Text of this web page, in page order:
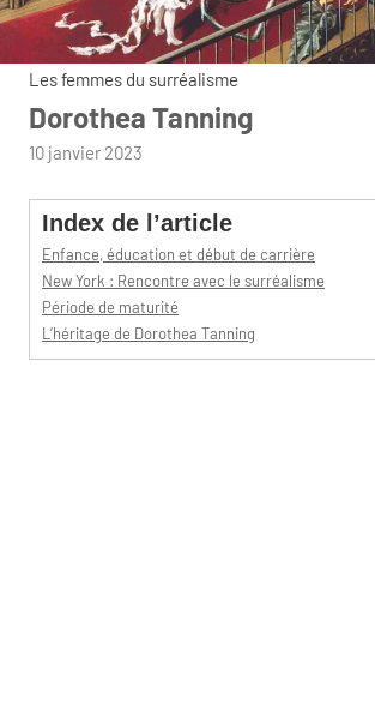
Les femmes du surréalisme
Dorothea Tanning
par
10 janvier 2023
Index de l’article
Enfance, éducation et début de carrière
New York : Rencontre avec le surréalisme
Période de maturité
L’héritage de Dorothea Tanning